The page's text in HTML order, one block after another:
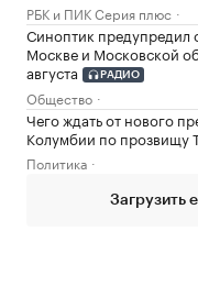
РБК и ПИК Серия плюс
Синоптик предупредил
Москве и Московской
августа
РАДИО
Общество
Чего ждать от нового
Колумбии по прозвищу
Политика
Загрузить